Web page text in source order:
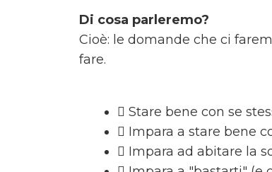
Di cosa parleremo?
Cioè: le domande che ci
fare.
Stare bene con se
Impara a stare bene
Impara ad abitare la